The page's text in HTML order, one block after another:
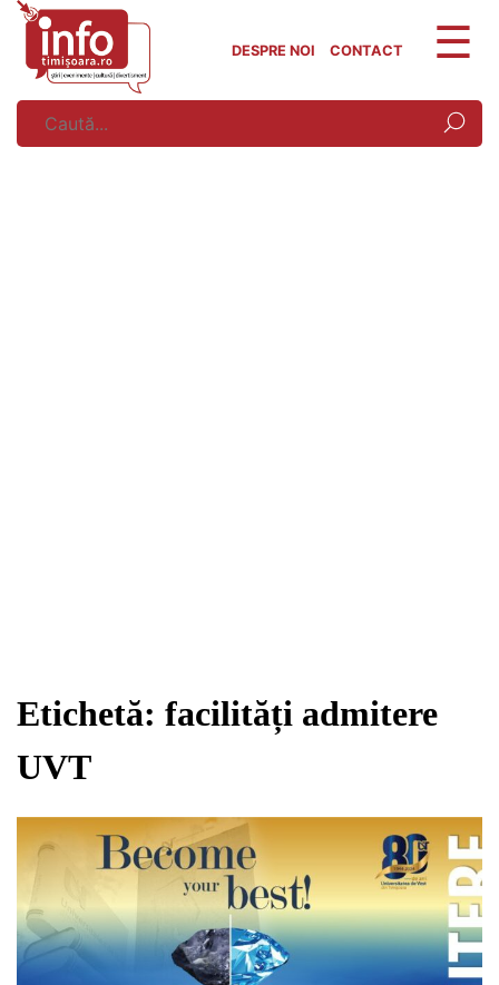
Skip
content
DESPRE NOI CONTACT
Etichetă: facilități admitere
UVT